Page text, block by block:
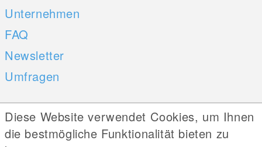
Unternehmen
FAQ
Newsletter
Umfragen
Mobile Apps
iOS
Social Web
Diese Website verwendet Cookies, um Ihnen
die bestmögliche Funktionalität bieten zu